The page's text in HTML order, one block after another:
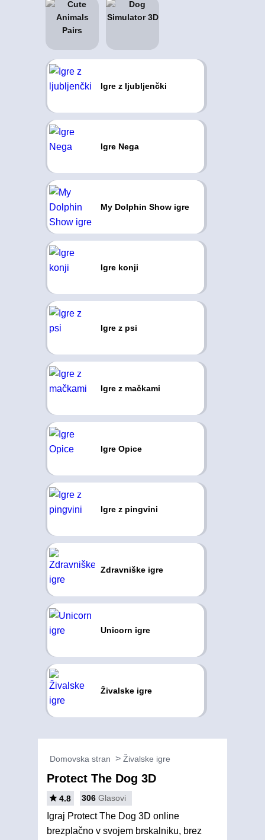
Igre z ljubljenčki
Igre Nega
My Dolphin Show igre
Igre konji
Igre z psi
Igre z mačkami
Igre Opice
Igre z pingvini
Zdravniške igre
Unicorn igre
Živalske igre
Domovska stran Živalske igre
Protect The Dog 3D
4.8 306 Glasovi
Igraj Protect The Dog 3D online
brezplačno v svojem brskalniku, brez